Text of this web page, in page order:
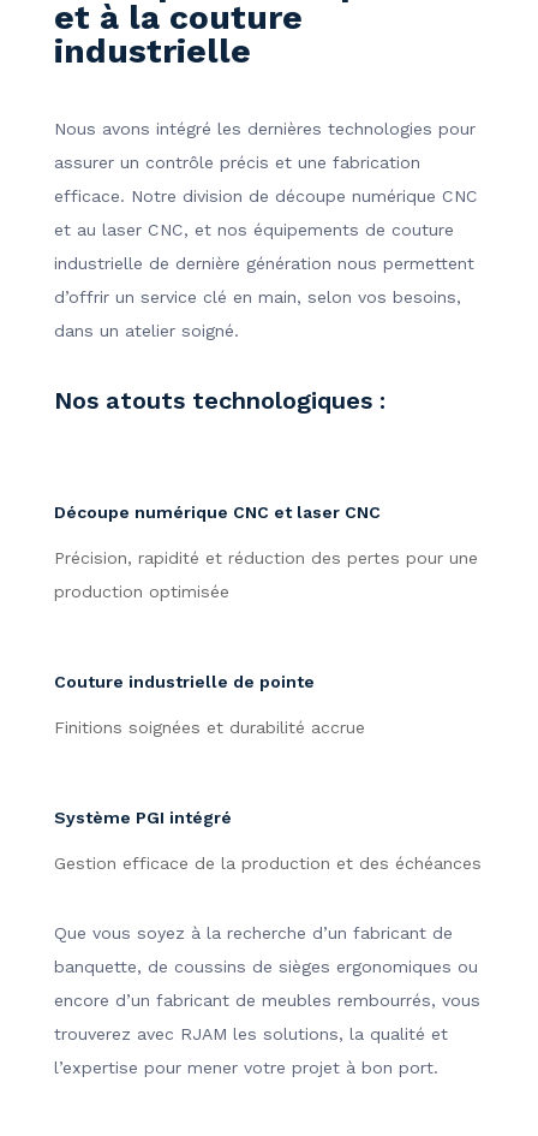
et à la couture
industrielle
Nous avons intégré les dernières technologies pour
assurer un contrôle précis et une fabrication
efficace. Notre division de découpe numérique CNC
et au laser CNC, et nos équipements de couture
industrielle de dernière génération nous permettent
d’offrir un service clé en main, selon vos besoins,
dans un atelier soigné.
Nos atouts technologiques :
Découpe numérique CNC et laser CNC
Précision, rapidité et réduction des pertes pour une
production optimisée
Couture industrielle de pointe
Finitions soignées et durabilité accrue
Système PGI intégré
Gestion efficace de la production et des échéances
Que vous soyez à la recherche d’un fabricant de
banquette, de coussins de sièges ergonomiques ou
encore d’un fabricant de meubles rembourrés, vous
trouverez avec RJAM les solutions, la qualité et
l’expertise pour mener votre projet à bon port.